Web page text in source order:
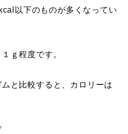
以下のものが多くなってい
ｇ程度です。
と比較すると、カロリーは